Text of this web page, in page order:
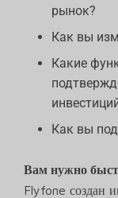
рынок?
Как вы
Какие
Как вы
Вам нужно
Flyfone создан